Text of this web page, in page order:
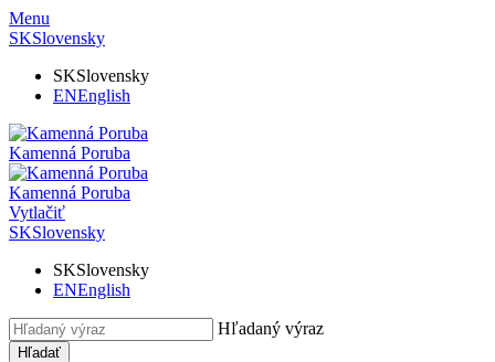
Menu
SKSlovensky
SKSlovensky
ENEnglish
Kamenná Poruba
Kamenná Poruba
Vytlačiť
SKSlovensky
SKSlovensky
ENEnglish
Hľadaný výraz
Hľadať